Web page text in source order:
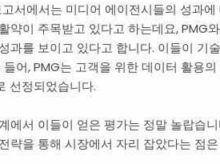
서에서는 미디어 에이전시들의 성과
약이 주목받고 있다고 하는데요, PMG
과를 보이고 있다고 합니다. 이들이 기
어, PMG는 고객을 위한 데이터 활용
선정되었습니다.
에서 이들이 얻은 평가는 정말 놀랍습
략을 통해 시장에서 자리 잡았다는 점